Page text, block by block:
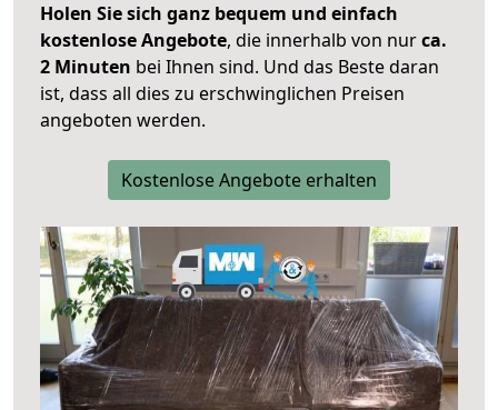
Holen Sie sich ganz bequem und einfach
kostenlose Angebote, die innerhalb von nurca.
2 Minuten bei Ihnen sind. Und das Beste daran
ist, dass all dies zu erschwinglichen Preisen
angeboten werden.
Kostenlose Angebote erhalten